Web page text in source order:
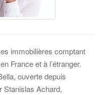
immobilières comptant
France et à l’étranger.
ouverte depuis
Stanislas Achard,